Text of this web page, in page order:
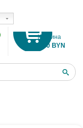
Корзина
0.00 BYN